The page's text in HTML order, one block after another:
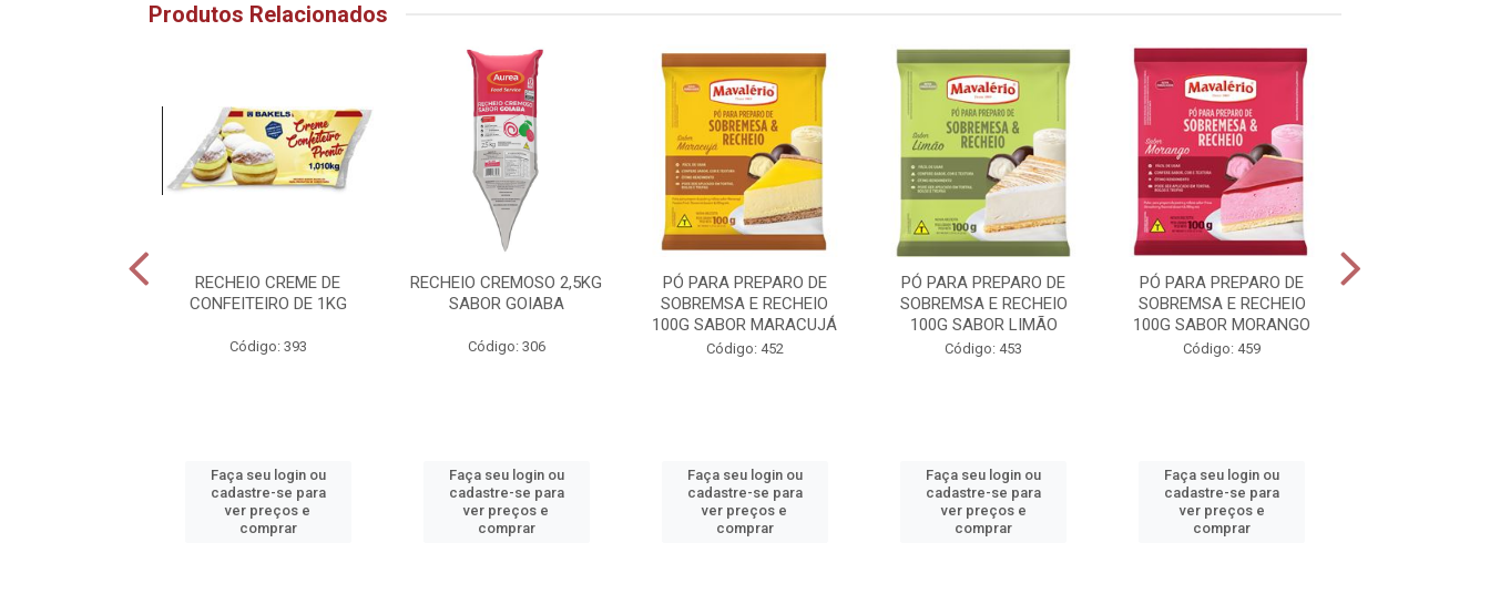
Produtos Relacionados
RECHEIO CREME DE
CONFEITEIRO DE 1KG
Código: 393
Faça seu login ou
cadastre-se para
ver preços e
comprar
RECHEIO CREMOSO 2,5KG
SABOR GOIABA
Código: 306
Faça seu login ou
cadastre-se para
ver preços e
comprar
PÓ PARA PREPARO DE
SOBREMSA E RECHEIO
100G SABOR MARACUJÁ
Código: 452
Faça seu login ou
cadastre-se para
ver preços e
comprar
PÓ PARA PREPARO DE
SOBREMSA E RECHEIO
100G SABOR LIMÃO
Código: 453
Faça seu login ou
cadastre-se para
ver preços e
comprar
PÓ PARA PREPARO DE
SOBREMSA E RECHEIO
100G SABOR MORANGO
Código: 459
Faça seu login ou
cadastre-se para
ver preços e
comprar